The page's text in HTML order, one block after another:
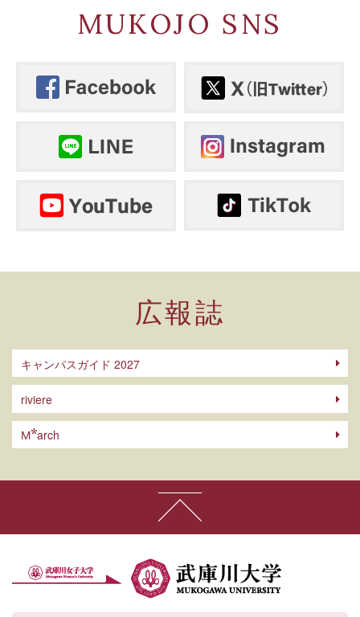
MUKOJO SNS
広報誌
キャンパスガイド 2027
riviere
M arch